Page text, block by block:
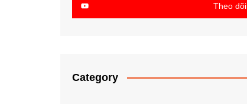
Theo dõi
Category